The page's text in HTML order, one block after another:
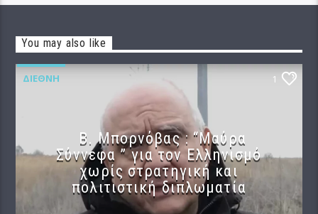
You may also like
ΔΙΕΘΝΉ 1
B. Μπορνόβας : “Μαύρα
Σύννεφα ” για τον Ελληνισμό
χωρίς στρατηγική και
πολιτιστική διπλωματία